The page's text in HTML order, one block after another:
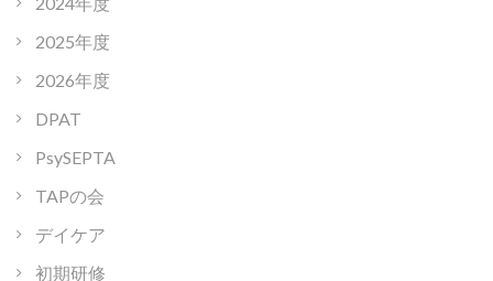
2025年度
2026年度
DPAT
PsySEPTA
TAPの会
デイケア
初期研修